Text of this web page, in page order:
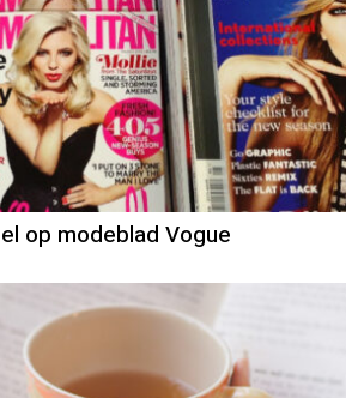
op modeblad Vogue